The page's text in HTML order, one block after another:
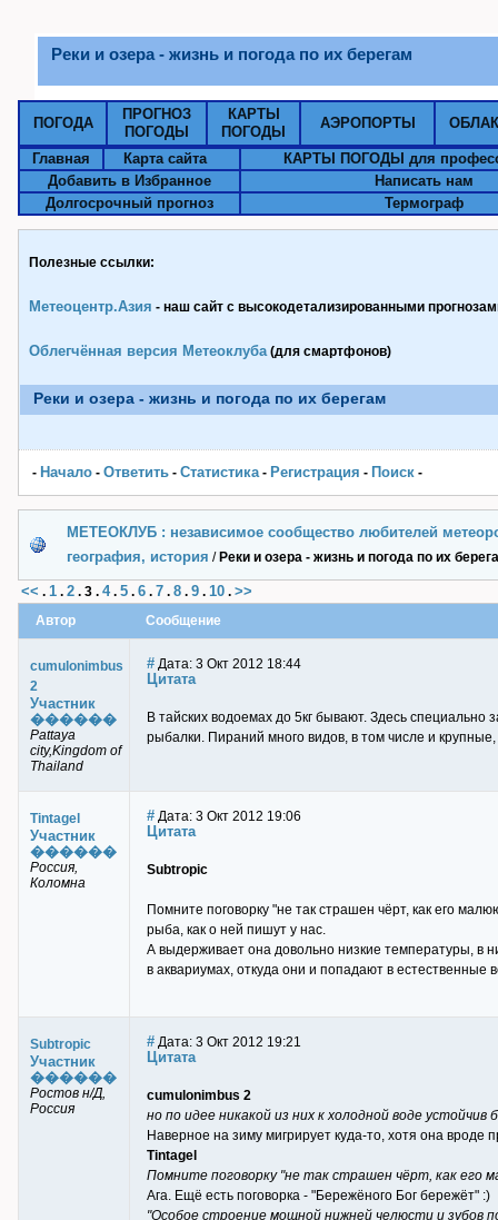
Реки и озера - жизнь и погода по их берегам
ПОГОДА
ПРОГНОЗ
ПОГОДЫ
КАРТЫ
ПОГОДЫ
АЭРОПОРТЫ
Главная Карта сайта
КАРТЫ ПОГОДЫ для
Добавить в Избранное
Написать нам
Долгосрочный прогноз
Термограф
Полезные ссылки:
Метеоцентр.Азия - наш сайт с высокодетализированными
Облегчённая версия Метеоклуба(для смартфонов)
Реки и озера - жизнь и погода по их берегам
- Начало - Ответить - Статистика- Pегистрация - Поиск -
МЕТЕОКЛУБ : независимое сообщество любителей
география, история / Реки и озера - жизнь и погода по их
<< . 1 . 2 . 3 . 4. 5 . 6 . 7 . 8 . 9 . 10 . >>
Автор Сообщение
cumulonimbus
2
Участник
������
Pattaya
city,Kingdom of
Thailand
# Дата: 3 Окт 2012 18:44
Цитата
В тайских водоемах до 5кг бывают. Здесь
рыбалки. Пираний много видов, в том числе и
Tintagel
Участник
������
Россия,
Коломна
# Дата: 3 Окт 2012 19:06
Цитата
Subtropic
Помните поговорку "не так страшен чёрт, как его
рыба, как о ней пишут у нас.
А выдерживает она довольно низкие температуры, в
в аквариумах, откуда они и попадают в
Subtropic
Участник
������
Ростов н/Д,
Россия
# Дата: 3 Окт 2012 19:21
Цитата
cumulonimbus 2
но по идее никакой из них к холодной воде устойчив
Наверное на зиму мигрирует куда-то, хотя она вроде
Tintagel
Помните поговорку "не так страшен чёрт, как его
Ага. Ещё есть поговорка - "Бережёного Бог бережёт" :)
"Особое строение мощной нижней челюсти и зубов